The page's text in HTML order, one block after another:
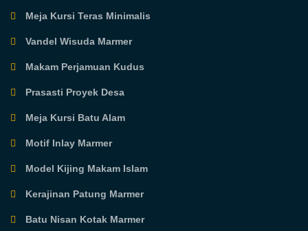
Meja Kursi Teras Minimalis
Vandel Wisuda Marmer
Makam Perjamuan Kudus
Prasasti Proyek Desa
Meja Kursi Batu Alam
Motif Inlay Marmer
Model Kijing Makam Islam
Kerajinan Patung Marmer
Batu Nisan Kotak Marmer